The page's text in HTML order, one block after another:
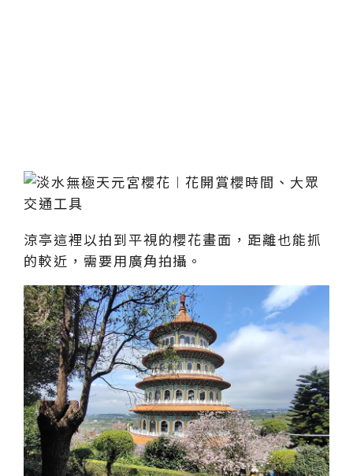
涼亭這裡以拍到平視的櫻花畫面，距離也能抓
的較近，需要用廣角拍攝。